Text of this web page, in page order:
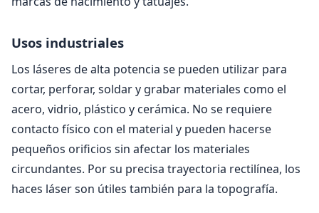
Usos industriales
Los láseres de alta potencia se pueden utilizar para
cortar, perforar, soldar y grabar materiales como el
acero, vidrio, plástico y cerámica. No se requiere
contacto físico con el material y pueden hacerse
pequeños orificios sin afectar los materiales
circundantes. Por su precisa trayectoria rectilínea, los
haces láser son útiles también para la topografía.